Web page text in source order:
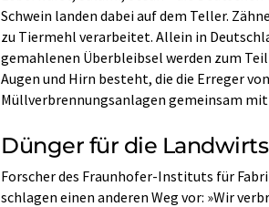
Schwein landen dabei auf dem Teller.
zu Tiermehl verarbeitet. Allein in
gemahlenen Überbleibsel werden zum
Augen und Hirn besteht, die die Erreger
Müllverbrennungsanlagen gemeinsam
Dünger für die
Forscher des Fraunhofer-Instituts für
schlagen einen anderen Weg vor: »Wir